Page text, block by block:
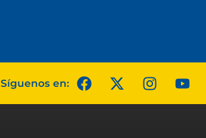
Síguenos en: